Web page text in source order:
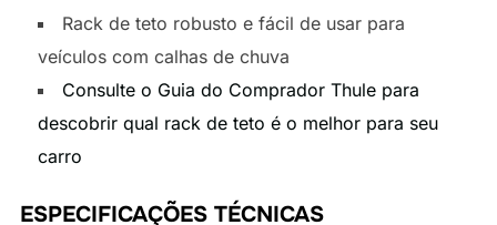
Rack de teto robusto e fácil de usar para
veículos com calhas de chuva
Consulte o Guia do Comprador Thule para
descobrir qual rack de teto é o melhor para seu
carro
ESPECIFICAÇÕES TÉCNICAS